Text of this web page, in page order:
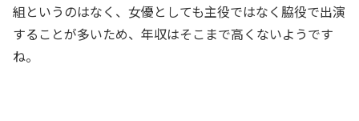
組というのはなく、女優としても主役ではなく脇役で出演
することが多いため、年収はそこまで高くないようです
ね。